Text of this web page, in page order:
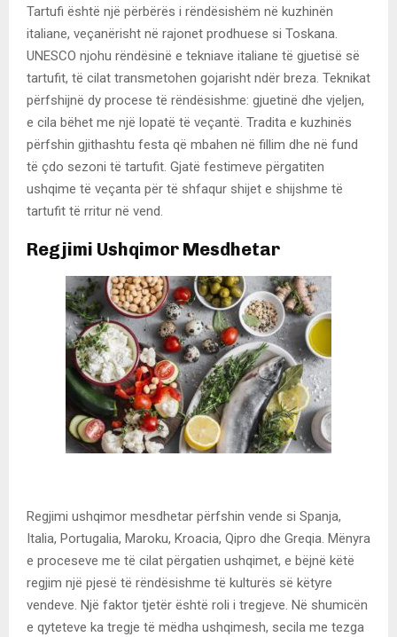
Tartufi është një përbërës i rëndësishëm në kuzhinën
italiane, veçanërisht në rajonet prodhuese si Toskana.
UNESCO njohu rëndësinë e tekniave italiane të gjuetisë së
tartufit, të cilat transmetohen gojarisht ndër breza. Teknikat
përfshijnë dy procese të rëndësishme: gjuetinë dhe vjeljen,
e cila bëhet me një lopatë të veçantë. Tradita e kuzhinës
përfshin gjithashtu festa që mbahen në fillim dhe në fund
të çdo sezoni të tartufit. Gjatë festimeve përgatiten
ushqime të veçanta për të shfaqur shijet e shijshme të
tartufit të rritur në vend.
Regjimi Ushqimor Mesdhetar
Regjimi ushqimor mesdhetar përfshin vende si Spanja,
Italia, Portugalia, Maroku, Kroacia, Qipro dhe Greqia. Mënyra
e proceseve me të cilat përgatien ushqimet, e bëjnë këtë
regjim një pjesë të rëndësishme të kulturës së këtyre
vendeve. Një faktor tjetër është roli i tregjeve. Në shumicën
e qyteteve ka tregje të mëdha ushqimesh, secila me tezga